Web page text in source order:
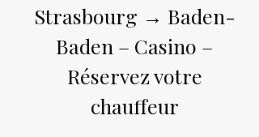
Strasbourg → Baden-
Baden – Casino –
Réservez votre
chauffeur